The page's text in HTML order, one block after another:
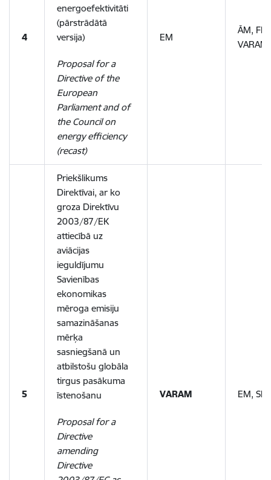
4
energoefektivitāti
(pārstrādātā
versija)
Proposal for a
Directive of the
European
Parliament and of
the Council on
energy efficiency
(recast)
EM
ĀM, FM,
VARAM
5
Priekšlikums
Direktīvai, ar ko
groza Direktīvu
2003/87/EK
attiecībā uz
aviācijas
ieguldījumu
Savienības
ekonomikas
mēroga emisiju
samazināšanas
mērķa
sasniegšanā un
atbilstošu globāla
tirgus pasākuma
īstenošanu
Proposal for a
Directive
amending
Directive
VARAM EM, SM